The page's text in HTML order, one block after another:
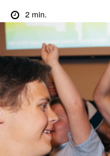
2min.